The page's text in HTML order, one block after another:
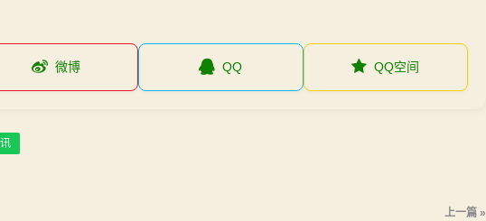
微博 QQ QQ空间
上一篇 »